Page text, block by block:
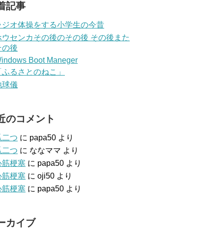
記事
ジオ体操をする小学生の今昔
ウセンカその後のその後 その後また
の後
Boot Maneger
ふるさとのねこ」
球儀
のコメント
二つ に papa50 より
二つ に ななママ より
筋梗塞 に papa50 より
筋梗塞 に oji50 より
筋梗塞 に papa50 より
カイブ